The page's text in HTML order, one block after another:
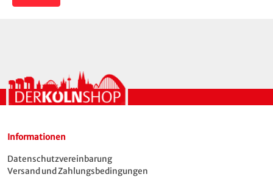
Informationen
Datenschutzvereinbarung
Versand und Zahlungsbedingungen